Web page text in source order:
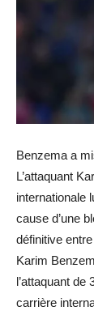
Benzema a
L’attaquant
internationale
cause d’une
définitive
Karim
l’attaquant de
carrière